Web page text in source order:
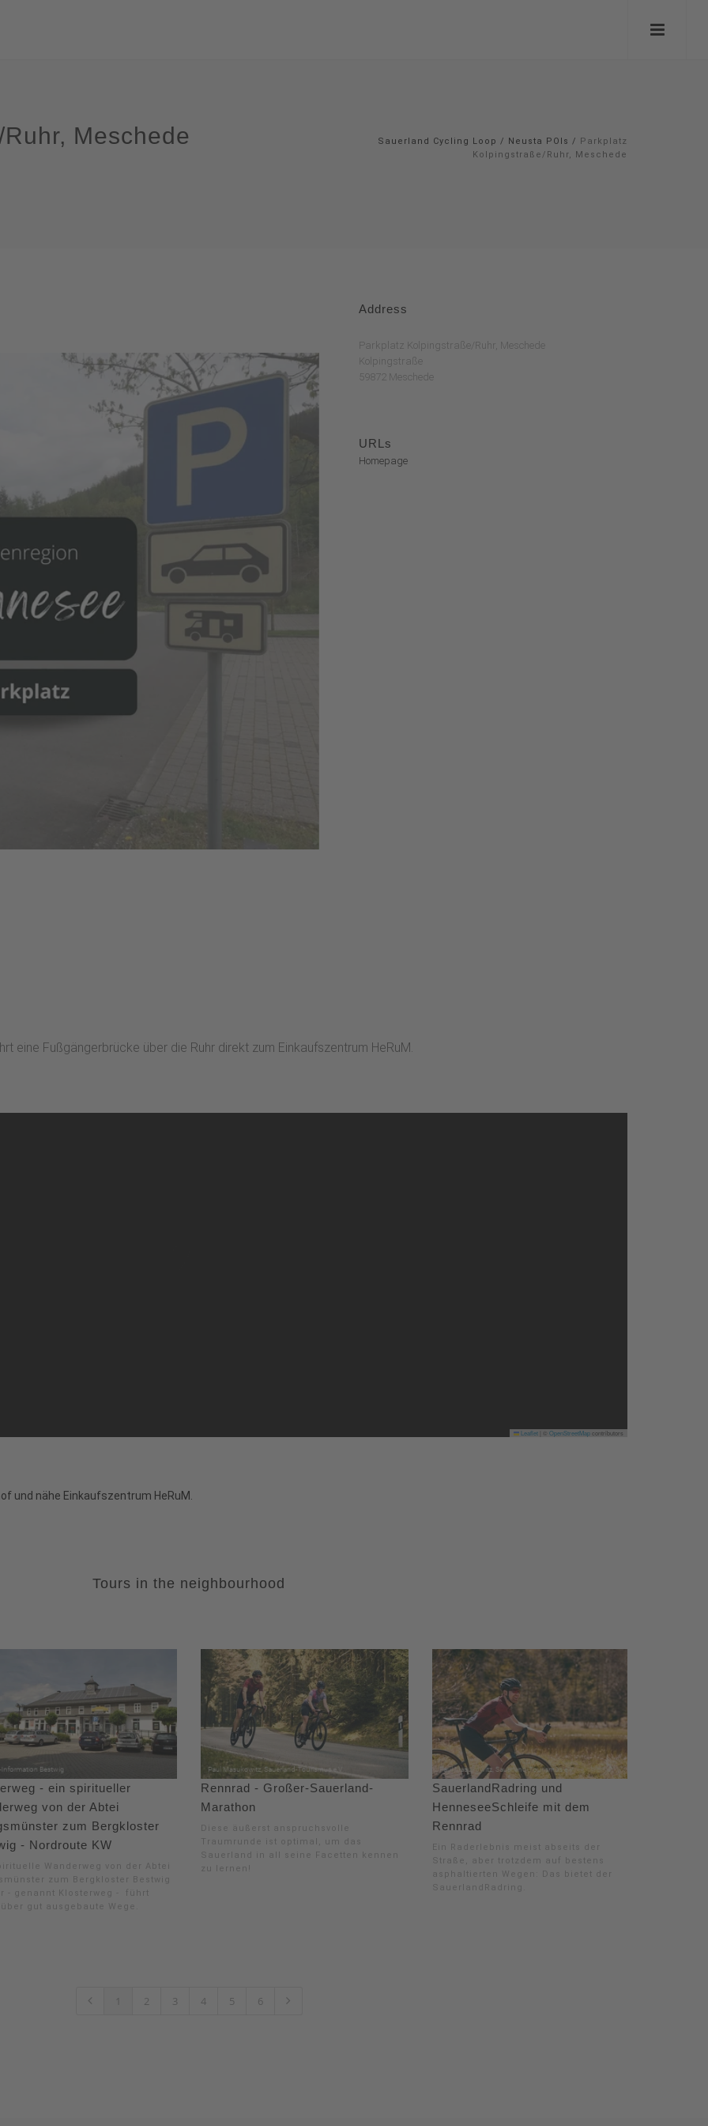
Meschede Sauerland Cycling Loop / Neusta POIs / Parkplatz
Kolpingstraße/Ruhr, Meschede
Address
Parkplatz Kolpingstraße/Ruhr, Meschede
Kolpingstraße
59872 Meschede
URLs
Homepage
eine Fußgängerbrücke über die Ruhr direkt zum Einkaufszentrum HeRuM.
Leaflet OpenStreetMapcontributors
und nähe Einkaufszentrum HeRuM.
Tours in the neighbourhood
- ein spiritueller
von der Abtei
zum Bergkloster
- Nordroute KW
Wanderweg von der Abtei
zum Bergkloster Bestwig
- genannt Klosterweg - führt
gut ausgebaute Wege.
Rennrad - Großer-Sauerland-
Marathon
Diese äußerst anspruchsvolle
Traumrunde ist optimal, um das
Sauerland in all seine Facetten kennen
zu lernen!
SauerlandRadring und
HenneseeSchleife mit dem
Rennrad
Ein Raderlebnis meist abseits der
Straße, aber trotzdem auf bestens
asphaltierten Wegen: Das bietet der
SauerlandRadring.
1 2 3 4 5 6